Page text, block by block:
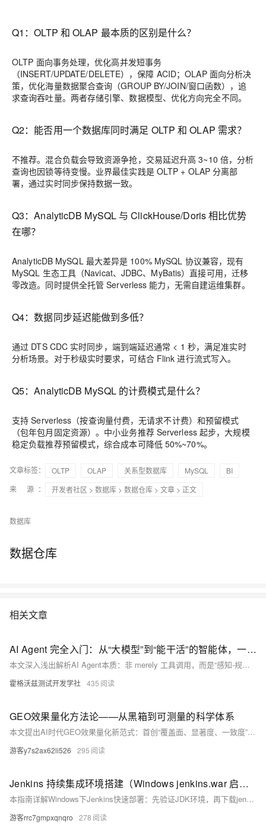
Q1：OLTP 和 OLAP 最本质的区别是什么？
OLTP 面向事务处理，优化高并发短事务
（INSERT/UPDATE/DELETE），保障 ACID；OLAP 面向分析决
策，优化海量数据聚合查询（GROUP BY/JOIN/窗口函数），追
求查询吞吐量。两者存储引擎、数据模型、优化方向完全不同。
Q2：能否用一个数据库同时满足 OLTP 和 OLAP 需求？
不推荐。混合负载会导致资源争抢，交易延迟升高 3~10 倍，分析
查询也因锁等待变慢。业界最佳实践是 OLTP + OLAP 分离部
署，通过实时同步保持数据一致。
Q3：AnalyticDB MySQL 与 ClickHouse/Doris 相比优势
在哪？
AnalyticDB MySQL 最大差异是 100% MySQL 协议兼容，现有
MySQL 生态工具（Navicat、JDBC、MyBatis）直接可用，迁移
零改造。同时提供全托管 Serverless 能力，无需自建运维集群。
Q4：数据同步延迟能做到多低？
通过 DTS CDC 实时同步，端到端延迟通常 < 1 秒，满足准实时
分析场景。对于秒级实时要求，可结合 Flink 进行流式写入。
Q5：AnalyticDB MySQL 的计费模式是什么？
支持 Serverless（按查询量付费，无请求不计费）和预留模式
（包年包月固定资源）。中小业务推荐 Serverless 起步，大规模
稳定负载推荐预留模式，综合成本可降低 50%~70%。
文章标签： OLTP OLAP 关系型数据库 MySQL
BI
来 源：
开发者社区 > 数据库 > 数据仓库 > 文章 > 正文
数据库
数据仓库
相关文章
AI Agent 完全入门：从“大模型”到“能干活”的智能体，一篇讲透
本文深入浅出解析AI Agent本质：非 merely 工具调用，而是“感知-规划-记忆-工具”四层闭环的行动系统。对比普通大模型“只生成答案”，Agent能自主拆解目标、多步执行任务。聚焦测试场景，详解其在自动生成数据、UI自愈、智能断言三大落地点的实效价值。
霍格沃兹测试开发学社 435
GEO效果量化方法论——从黑箱到可测量的科学体系
本文提出AI时代GEO效果量化新范式：首创“覆盖面、显著度、一致度”三维测量模型，构建可复现的PSOS（提示空间占有率）综合指标，并结合统计严谨的A/B测试，实现品牌AI可见度的精准评估与科学验证，推动GEO从模糊描述迈向数据驱动决策。
游客y7s2ax62li526 295
Jenkins 持续集成环境搭建（Windows jenkins.war 启动配置图文详解）
本指南详解Windows下Jenkins快速部署：先验证JDK环境，再下载jenkins.war；推荐命令行启动（`java -jar jenkins.war`），访问localhost:8080完成初始化——输入初始密码、安装推荐插件、创建管理员账号，即刻启用持续集成。
游客rrc7gmpxqnqro 278